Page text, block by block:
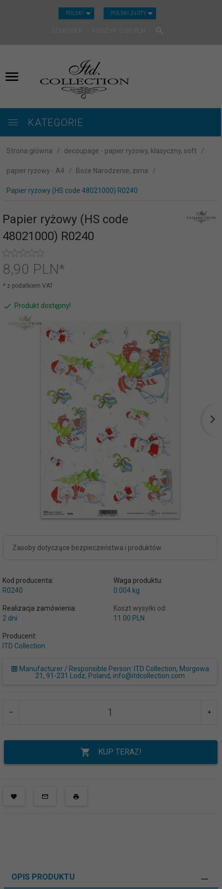
POLSKI CURRENCY_H
POLSKI ZŁOTY
SCHOWEK KOSZYK
KATEGORIE
Strona główna decoupage - papier ryżowy, klasyczny, soft
papier ryżowy - A4 Boże Narodzenie, zima
Papier ryżowy (HS code 48021000) R0240
Papier ryżowy (HS code
48021000) R0240
8,90 PLN*
* z podatkiem VAT
Produkt dostępny!
Zasoby dotyczące bezpieczeństwa i produktów
Kod producenta:
R0240
Waga produktu:
0.004 kg
Realizacja zamówienia:
2 dni
Koszt wysyłki od:
11.00 PLN
Producent:
ITD Collection
Manufacturer / Responsible Person: ITD Collection, Morgowa
21, 91-231 Lodz, Poland, info@itdcollection.com
KUP TERAZ!
OPIS PRODUKTU